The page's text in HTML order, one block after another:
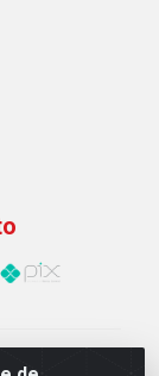
- Rua